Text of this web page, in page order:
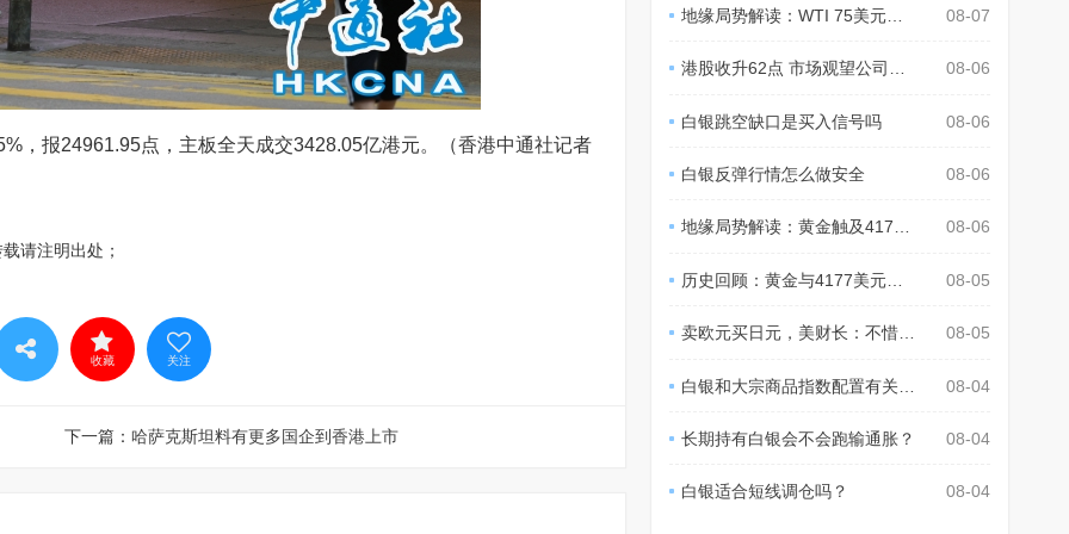
，报24961.95点，主板全天成交3428.05亿港元。（香港中通社记者
请注明出处；
收藏 关注
下一篇： 哈萨克斯坦料有更多国企到香港上市
08-07
08-06
港股收升62点 市场观望公司业绩
08-06
白银跳空缺口是买入信号吗
08-06
白银反弹行情怎么做安全
08-06
地缘局势解读：黄金触及4178美元，贝森特称通胀温和
08-05
08-05
卖欧元买日元，美财长：不惜一切代价支持日本稳定汇市
08-04
08-04
长期持有白银会不会跑输通胀？
08-04
白银适合短线调仓吗？